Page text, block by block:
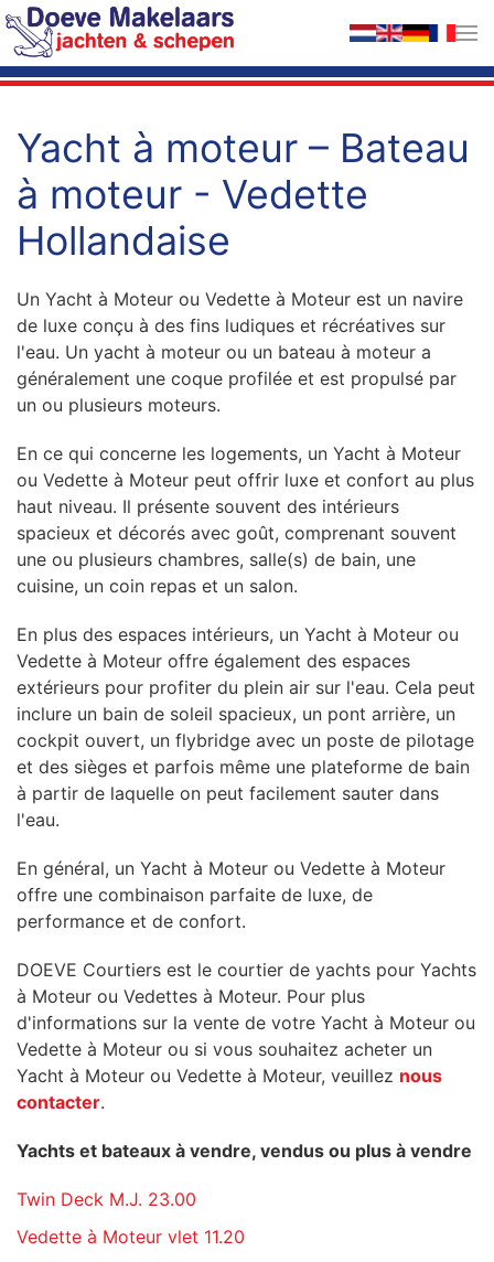
Accéder au contenu principal
Yacht à moteur – Bateau
à moteur - Vedette
Hollandaise
Un Yacht à Moteur ou Vedette à Moteur est un navire
de luxe conçu à des fins ludiques et récréatives sur
l'eau. Un yacht à moteur ou un bateau à moteur a
généralement une coque profilée et est propulsé par
un ou plusieurs moteurs.
En ce qui concerne les logements, un Yacht à Moteur
ou Vedette à Moteur peut offrir luxe et confort au plus
haut niveau. Il présente souvent des intérieurs
spacieux et décorés avec goût, comprenant souvent
une ou plusieurs chambres, salle(s) de bain, une
cuisine, un coin repas et un salon.
En plus des espaces intérieurs, un Yacht à Moteur ou
Vedette à Moteur offre également des espaces
extérieurs pour profiter du plein air sur l'eau. Cela peut
inclure un bain de soleil spacieux, un pont arrière, un
cockpit ouvert, un flybridge avec un poste de pilotage
et des sièges et parfois même une plateforme de bain
à partir de laquelle on peut facilement sauter dans
l'eau.
En général, un Yacht à Moteur ou Vedette à Moteur
offre une combinaison parfaite de luxe, de
performance et de confort.
DOEVE Courtiers est le courtier de yachts pour Yachts
à Moteur ou Vedettes à Moteur. Pour plus
d'informations sur la vente de votre Yacht à Moteur ou
Vedette à Moteur ou si vous souhaitez acheter un
Yacht à Moteur ou Vedette à Moteur, veuillez nous
contacter.
Yachts et bateaux à vendre, vendus ou plus à vendre
Twin Deck M.J. 23.00
Vedette à Moteur vlet 11.20